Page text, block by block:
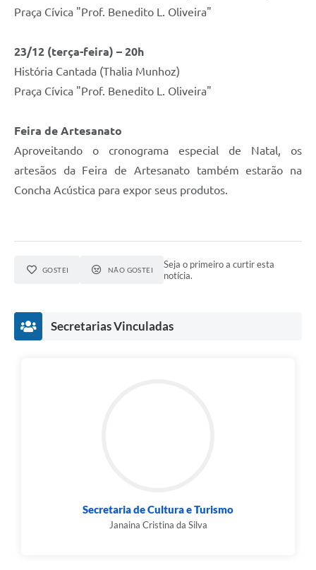
Praça Cívica "Prof. Benedito L. Oliveira"
23/12 (terça-feira) – 20h
História Cantada (Thalia Munhoz)
Praça Cívica "Prof. Benedito L. Oliveira"
Feira de Artesanato
Aproveitando o cronograma especial de Natal, os
artesãos da Feira de Artesanato também estarão na
Concha Acústica para expor seus produtos.
GOSTEI NÃO GOSTEI
Seja o primeiro a curtir esta
notícia.
Secretarias Vinculadas
Secretaria de Cultura e Turismo
Janaina Cristina da Silva